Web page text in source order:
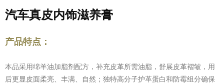
汽车真皮内饰滋养膏
产品特点：
本品采用绵羊油加脂剂配方，补充皮革所需油脂，舒展皮革褶皱，用
后更显皮面柔亮、丰满、自然； 独特高分子护革蛋白和防霉组分确保